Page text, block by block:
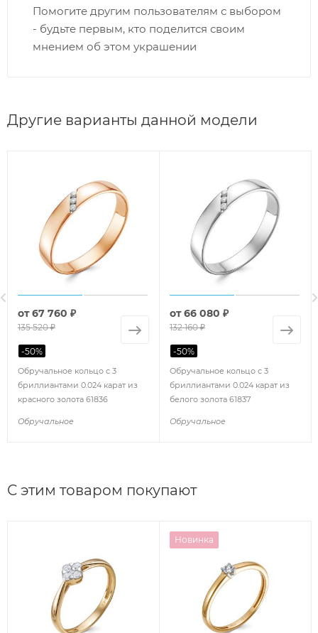
Помогите другим пользователям с выбором
- будьте первым, кто поделится своим
мнением об этом украшении
Другие варианты данной модели
Обручальное кольцо с 3
бриллиантами 0.024 карат из
красного золота 61836
Обручальное
от67 760 ₽
135 520 ₽
-50%
Обручальное кольцо с 3
бриллиантами 0.024 карат из
белого золота 61837
Обручальное
от66 080 ₽
132 160 ₽
-50%
С этим товаром покупают
Новинка